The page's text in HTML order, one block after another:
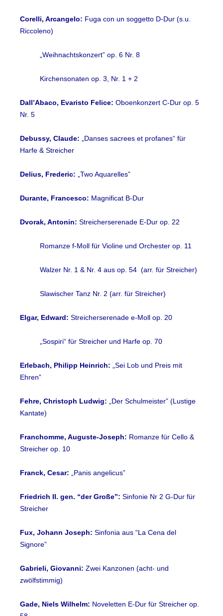
Corelli, Arcangelo: Fuga con un soggetto D-Dur (s.u.
Riccoleno)
„Weihnachtskonzert” op. 6 Nr. 8
Kirchensonaten op. 3, Nr. 1 + 2
Dall’Abaco, Evaristo Felice: Oboenkonzert C-Dur op. 5
Nr. 5
Debussy, Claude: „Danses sacrees et profanes“ für
Harfe & Streicher
Delius, Frederic: „Two Aquarelles”
Durante, Francesco: Magnificat B-Dur
Dvorak, Antonin: Streicherserenade E-Dur op. 22
Romanze f-Moll für Violine und Orchester op. 11
Walzer Nr. 1 & Nr. 4 aus op. 54 (arr. für Streicher)
Slawischer Tanz Nr. 2 (arr. für Streicher)
Elgar, Edward: Streicherserenade e-Moll op. 20
„Sospiri“ für Streicher und Harfe op. 70
Erlebach, Philipp Heinrich: „Sei Lob und Preis mit
Ehren”
Fehre, Christoph Ludwig: „Der Schulmeister” (Lustige
Kantate)
Franchomme, Auguste-Joseph: Romanze für Cello &
Streicher op. 10
Franck, Cesar: „Panis angelicus”
Friedrich II. gen. “der Große”: Sinfonie Nr 2 G-Dur für
Streicher
Fux, Johann Joseph: Sinfonia aus “La Cena del
Signore”
Gabrieli, Giovanni: Zwei Kanzonen (acht- und
zwölfstimmig)
Gade, Niels Wilhelm: Noveletten E-Dur für Streicher op.